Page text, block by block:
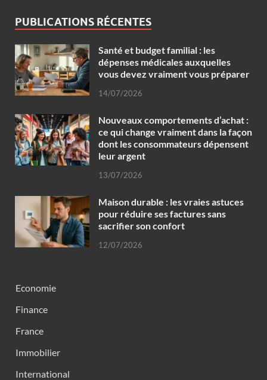
PUBLICATIONS RÉCENTES
Santé et budget familial : les
dépenses médicales auxquelles
vous devez vraiment vous préparer
14/07/2026
Nouveaux comportements d’achat :
ce qui change vraiment dans la façon
dont les consommateurs dépensent
leur argent
13/07/2026
Maison durable : les vraies astuces
pour réduire ses factures sans
sacrifier son confort
12/07/2026
Economie
Finance
France
Immobilier
International